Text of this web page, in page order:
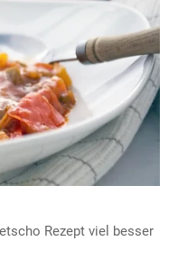
Rezept viel besser